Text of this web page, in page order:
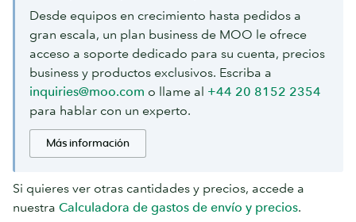
breve.
en
breve.
Desde equipos en crecimiento hasta pedidos a
gran escala, un plan business de MOO le ofrece
acceso a soporte dedicado para su cuenta, precios
business y productos exclusivos. Escriba a
inquiries@moo.com o llame al +44 20 8152 2354
para hablar con un experto.
Más información
Si quieres ver otras cantidades y precios, accede a
nuestra Calculadora de gastos de envío y precios.